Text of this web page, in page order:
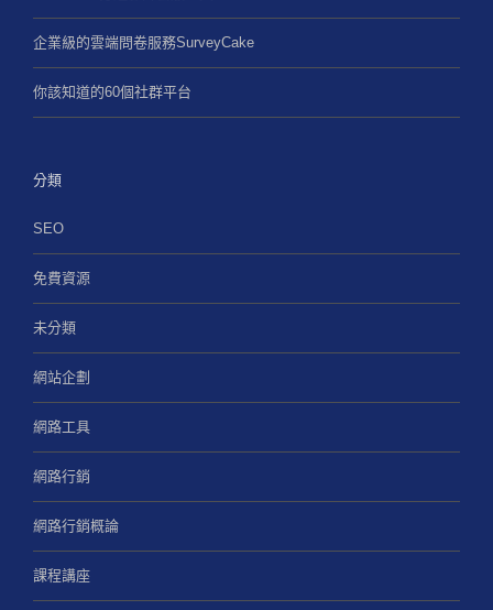
企業級的雲端問卷服務SurveyCake
你該知道的60個社群平台
分類
SEO
免費資源
未分類
網站企劃
網路工具
網路行銷
網路行銷概論
課程講座